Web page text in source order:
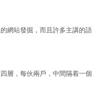
網站發掘，而且許多主講的語
層，每伙兩戶，中間隔着一個